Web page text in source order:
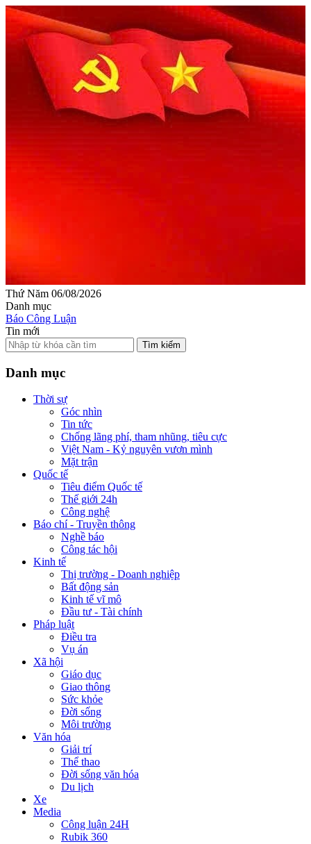
Thứ Năm 06/08/2026
Danh mục
Báo Công Luận
Tin mới
Tìm kiếm
Danh mục
Thời sự
Góc nhìn
Tin tức
Chống lãng phí, tham nhũng, tiêu cực
Việt Nam - Kỷ nguyên vươn mình
Mặt trận
Quốc tế
Tiêu điểm Quốc tế
Thế giới 24h
Công nghệ
Báo chí - Truyền thông
Nghề báo
Công tác hội
Kinh tế
Thị trường - Doanh nghiệp
Bất động sản
Kinh tế vĩ mô
Đầu tư - Tài chính
Pháp luật
Điều tra
Vụ án
Xã hội
Giáo dục
Giao thông
Sức khỏe
Đời sống
Môi trường
Văn hóa
Giải trí
Thể thao
Đời sống văn hóa
Du lịch
Xe
Media
Công luận 24H
Rubik 360